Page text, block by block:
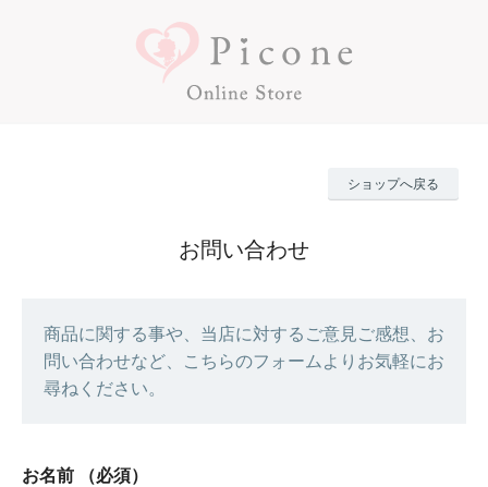
ショップへ戻る
お問い合わせ
商品に関する事や、当店に対するご意見ご感想、お
問い合わせなど、こちらのフォームよりお気軽にお
尋ねください。
お名前 （必須）